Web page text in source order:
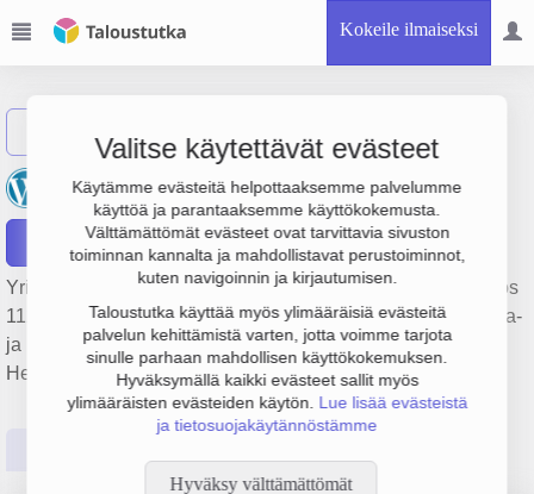
Kokeile ilmaiseksi
Valitse käytettävät evästeet
Käytämme evästeitä helpottaaksemme palvelumme
käyttöä ja parantaaksemme käyttökokemusta.
Välttämättömät evästeet ovat tarvittavia sivuston
toiminnan kannalta ja mahdollistavat perustoiminnot,
kuten navigoinnin ja kirjautumisen.
Taloustutka käyttää myös ylimääräisiä evästeitä
palvelun kehittämistä varten, jotta voimme tarjota
sinulle parhaan mahdollisen käyttökokemuksen.
Hyväksymällä kaikki evästeet sallit myös
ylimääräisten evästeiden käytön. Lue lisää evästeistä
ja tietosuojakäytännöstämme
Hyväksy välttämättömät
Nuorisojääkenttä Oy
Raportit
Yrityksen Nuorisojääkenttä Oy liikevaihto on 937 000 €, tulos
112 000 € ja henkilöstömäärä 6. Sen päätoimiala on Liikunta-
ja urheiluseurojen toiminta, perustamisvuosi 1978 ja sijainti
Helsinki. Yrityksen yhtiömuoto Osakeyhtiö (OY).